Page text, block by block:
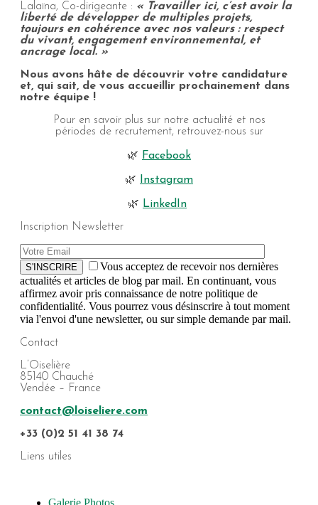
Lalaïna, Co-dirigeante : « Travailler ici, c’est avoir la
liberté de développer de multiples projets,
toujours en cohérence avec nos valeurs : respect
du vivant, engagement environnemental, et
ancrage local. »
Nous avons hâte de découvrir votre candidature
et, qui sait, de vous accueillir prochainement dans
notre équipe !
Pour en savoir plus sur notre actualité et nos
périodes de recrutement, retrouvez-nous sur
🌿 Facebook
🌿 Instagram
🌿 LinkedIn
Inscription Newsletter
S'INSCRIRE
Vous acceptez de recevoir nos dernières
actualités et articles de blog par mail. En continuant, vous
affirmez avoir pris connaissance de notre politique de
confidentialité. Vous pourrez vous désinscrire à tout moment
via l'envoi d'une newsletter, ou sur simple demande par mail.
Contact
L’Oiselière
85140 Chauché
Vendée – France
contact@loiseliere.com
+33 (0)2 51 41 38 74
Liens utiles